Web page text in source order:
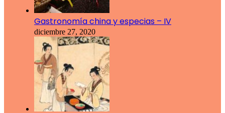
Gastronomía china y especias – IV
diciembre 27, 2020